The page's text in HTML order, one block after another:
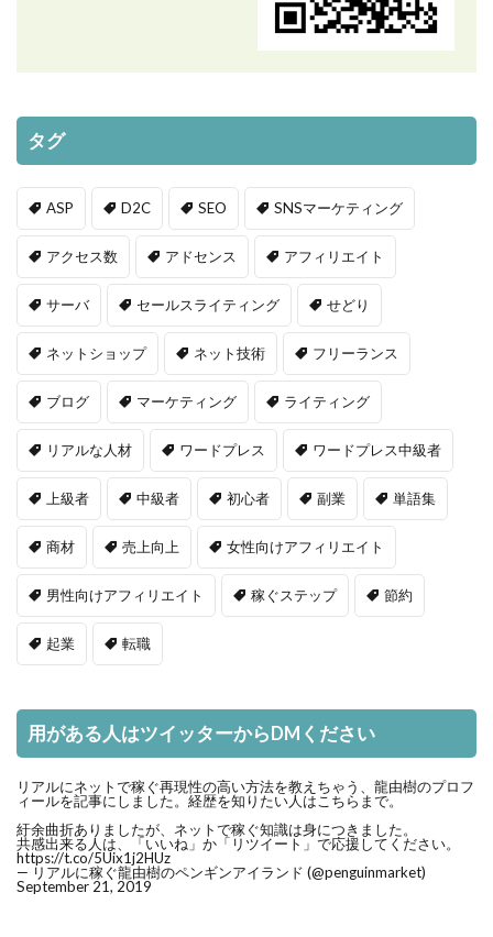
タグ
ASP D2C SEO SNSマーケティング
アクセス数 アドセンス アフィリエイト
サーバ セールスライティング せどり
ネットショップ ネット技術 フリーランス
ブログ マーケティング ライティング
リアルな人材 ワードプレス ワードプレス中級者
上級者 中級者 初心者 副業 単語集
商材 売上向上 女性向けアフィリエイト
男性向けアフィリエイト 稼ぐステップ 節約
起業 転職
用がある人はツイッターからDMください
リアルにネットで稼ぐ再現性の高い方法を教えちゃう、龍由樹のプロフ
ィールを記事にしました。経歴を知りたい人はこちらまで。
紆余曲折ありましたが、ネットで稼ぐ知識は身につきました。
共感出来る人は、「いいね」か「リツイート」で応援してください。
https://t.co/5Uix1j2HUz
— リアルに稼ぐ龍由樹のペンギンアイランド (@penguinmarket)
September 21, 2019